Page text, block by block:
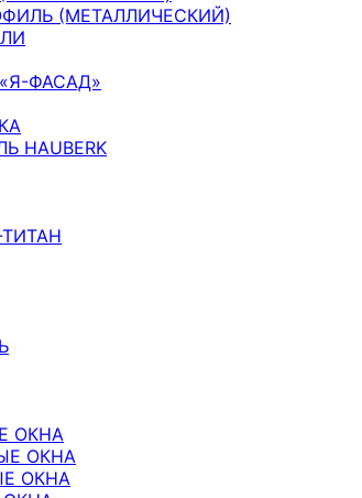
(МЕТАЛЛИЧЕСКИЙ)
«Я-ФАСАД»
HAUBERK
ОКНА
ОКНА
ОКНА